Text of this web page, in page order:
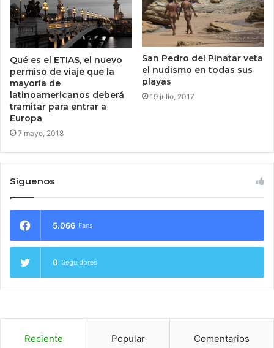
Qué es el ETIAS, el nuevo
permiso de viaje que la
mayoría de
latinoamericanos deberá
tramitar para entrar a
Europa
7 mayo, 2018
San Pedro del Pinatar veta
el nudismo en todas sus
playas
19 julio, 2017
Síguenos
5.066 Fans
0 Seguidores
Reciente Popular Comentarios